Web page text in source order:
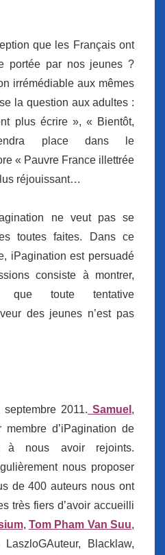
que les Français ont
portée par nos jeunes ?
irrémédiable aux mêmes
la question aux adultes :
plus écrire », « Bientôt,
place dans le
« Pauvre France illettrée
réjouissant…
ne veut pas se
toutes faites. Dans ce
iPagination est persuadé
consiste à montrer,
toute tentative
des jeunes n’est pas
2011. Samuel ,
d’iPagination de
nous avoir rejoints.
nous proposer
de 400 auteurs nous ont
très fiers d’avoir accueilli
, Tom Pham Van Suu,
Blacklaw,